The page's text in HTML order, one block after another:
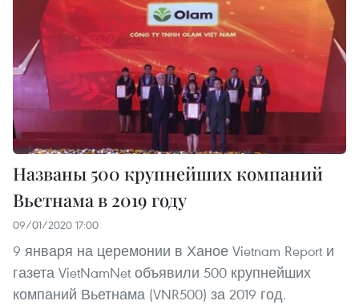
Названы 500 крупнейших компаний
Вьетнама в 2019 году
09/01/2020 17:00
9 января на церемонии в Ханое Vietnam Report и
газета VietNamNet объявили 500 крупнейших
компаний Вьетнама (VNR500) за 2019 год.